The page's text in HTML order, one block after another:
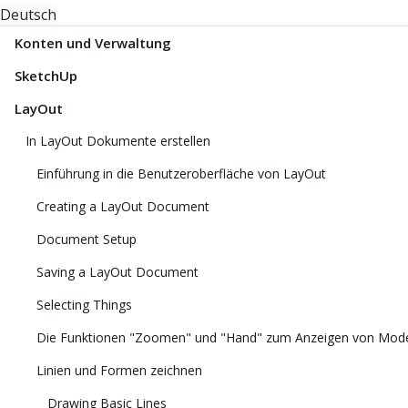
Deutsch
Konten und Verwaltung
SketchUp
LayOut
In LayOut Dokumente erstellen
Einführung in die Benutzeroberfläche von LayOut
Creating a LayOut Document
Document Setup
Saving a LayOut Document
Selecting Things
Die Funktionen "Zoomen" und "Hand" zum Anzeigen von
Linien und Formen zeichnen
Drawing Basic Lines